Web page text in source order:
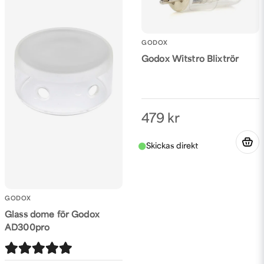
GODOX
Glass dome för Godox
AD300pro
GODOX
Godox Witstro Blixtrör
479 kr
Skicka fråga